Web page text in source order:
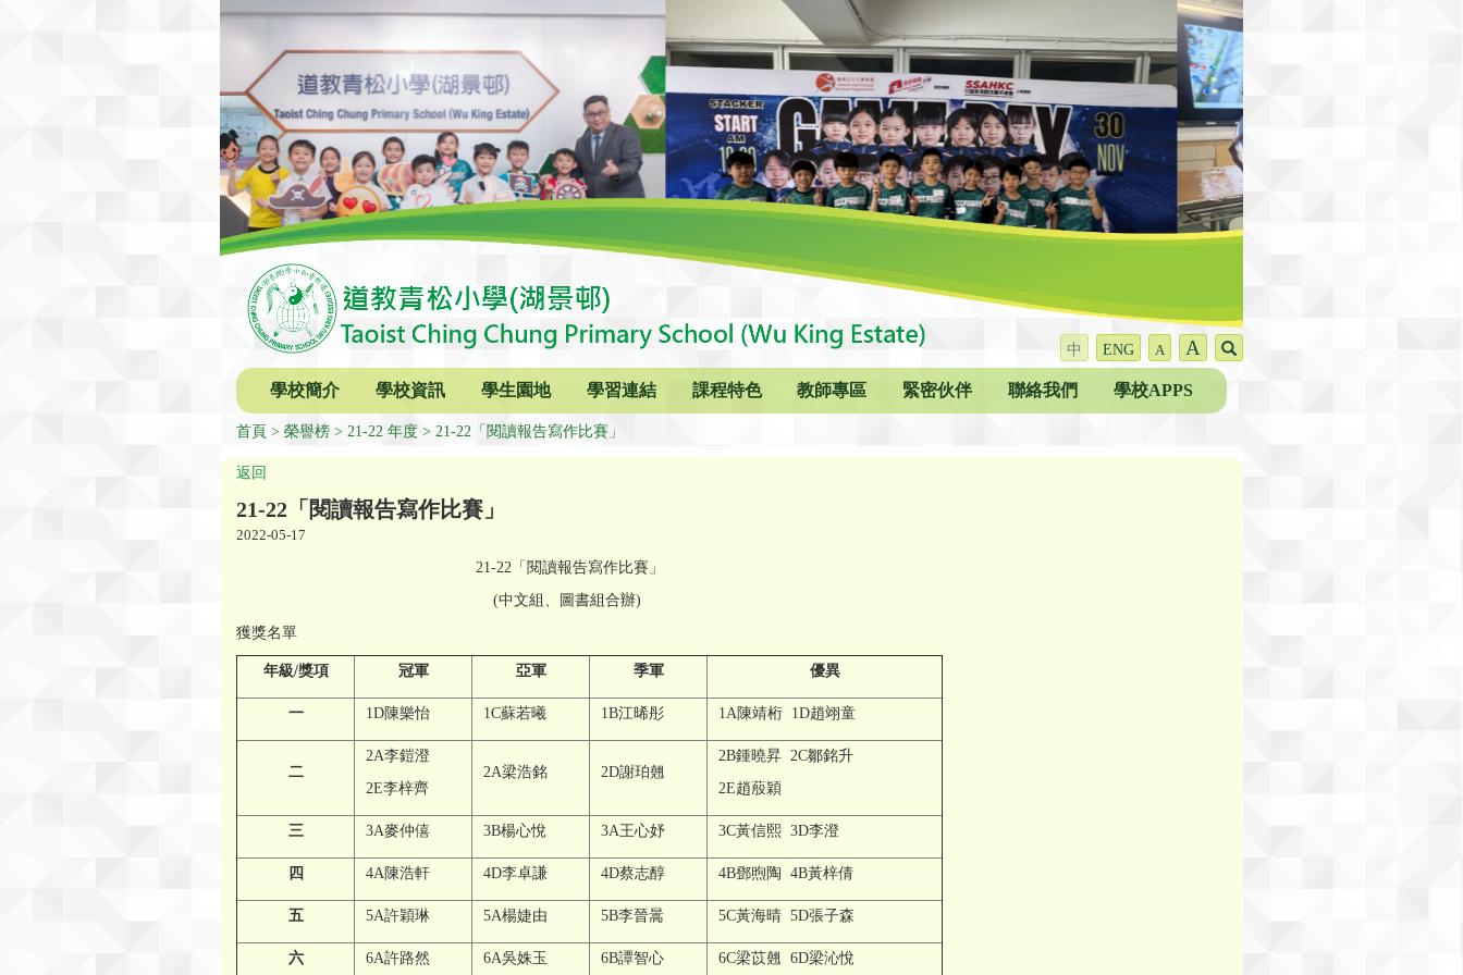
中 ENG A A
學校簡介 學校資訊 學生園地 學習連結 課程特色 教師專區 緊密伙伴 聯絡我們 學校APPS
首頁 榮譽榜 21-22 年度 21-22「閱讀報告寫作比賽」
返回
21-22「閱讀報告寫作比賽」
2022-05-17
21-22「閱讀報告寫作比賽」
(中文組、圖書組合辦)
獲獎名單
年級/獎項 冠軍 亞軍 季軍 優異
一 1D陳樂怡 1C蘇若曦 1B江晞彤 1A陳靖桁 1D趙翊童
二
2A李鎧澄
2E李梓齊
2A梁浩銘 2D謝珀翹
2B鍾曉昇 2C鄒銘升
2E趙蒑穎
三 3A麥仲僖 3B楊心悅 3A王心妤 3C黃信熙 3D李澄
四 4A陳浩軒 4D李卓謙 4D蔡志醇 4B鄧煦陶 4B黃梓倩
五 5A許穎琳 5A楊婕由 5B李晉暠 5C黃海晴 5D張子森
六 6A許路然 6A吳姝玉 6B譚智心 6C梁苡翹 6D梁沁悅